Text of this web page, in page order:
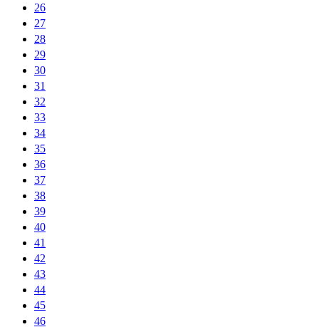
26
27
28
29
30
31
32
33
34
35
36
37
38
39
40
41
42
43
44
45
46